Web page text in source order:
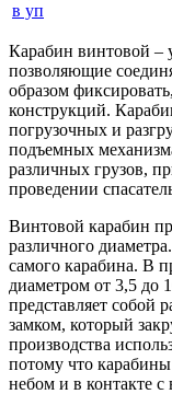
в уп
Карабин винтовой –
позволяющие
образом
конструкций.
погрузочных и
подъемных
различных грузов,
проведении
Винтовой карабин
различного
самого карабина. В
диаметром от 3,5 до
представляет собой
замком, который
производства
потому что
небом и в контакте с